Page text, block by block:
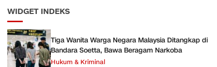
WIDGET INDEKS
Tiga Wanita Warga Negara Malaysia Ditangkap di
Bandara Soetta, Bawa Beragam Narkoba
Hukum & Kriminal